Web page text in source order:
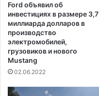
о
д
?
е
н
е
м
у
р
в
Ford объявил об
инвестициях в размере 3,7
миллиарда долларов в
производство
электромобилей,
грузовиков и нового
Mustang
02.06.2022